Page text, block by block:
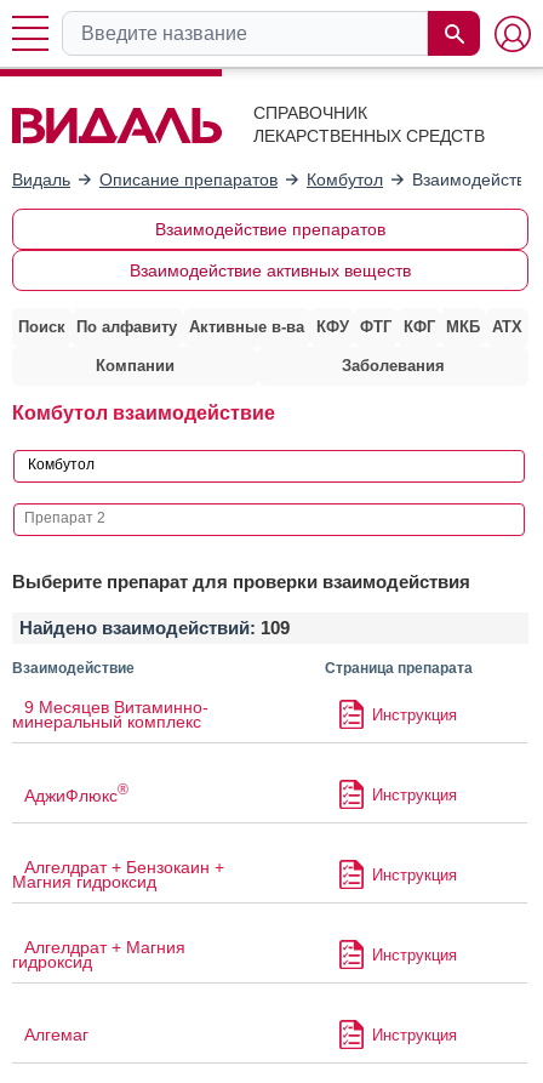
СПРАВОЧНИК
ЛЕКАРСТВЕННЫХ СРЕДСТВ
Видаль Описание препаратов Комбутол
Взаимодействие препаратов
Взаимодействие активных веществ
Поиск По алфавиту Активные в-ва КФУ ФТГ КФГ МКБ АТХ
Компании Заболевания
Комбутол взаимодействие
Выберите препарат для проверки взаимодействия
Найдено взаимодействий: 109
Взаимодействие Страница препарата
9 Месяцев Витаминно-
минеральный комплекс Инструкция
АджиФлюкс® Инструкция
Алгелдрат + Бензокаин +
Магния гидроксид Инструкция
Алгелдрат + Магния
гидроксид Инструкция
Алгемаг Инструкция